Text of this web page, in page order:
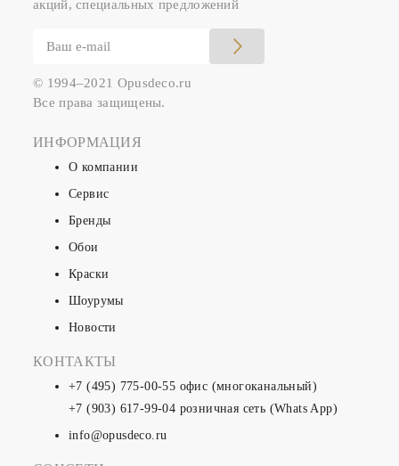
акций, специальных предложений
© 1994–2021 Opusdeco.ru
Все права защищены.
ИНФОРМАЦИЯ
О компании
Сервис
Бренды
Обои
Краски
Шоурумы
Новости
КОНТАКТЫ
+7 (495) 775-00-55 офис (многоканальный)
+7 (903) 617-99-04 розничная сеть (Whats App)
info@opusdeco.ru